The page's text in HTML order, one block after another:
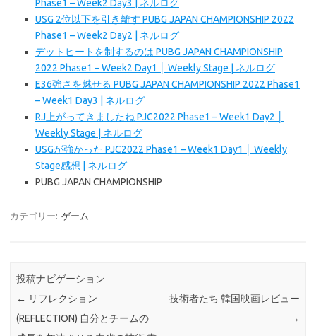
Phase1 – Week2 Day3 | ネルログ
USG 2位以下を引き離す PUBG JAPAN CHAMPIONSHIP 2022
Phase1 – Week2 Day2 | ネルログ
デットヒートを制するのは PUBG JAPAN CHAMPIONSHIP
2022 Phase1 – Week2 Day1 │ Weekly Stage | ネルログ
E36強さを魅せる PUBG JAPAN CHAMPIONSHIP 2022 Phase1
– Week1 Day3 | ネルログ
RJ上がってきましたね PJC2022 Phase1 – Week1 Day2 │
Weekly Stage | ネルログ
USGが強かった PJC2022 Phase1 – Week1 Day1 │ Weekly
Stage感想 | ネルログ
PUBG JAPAN CHAMPIONSHIP
カテゴリー: ゲーム
投稿ナビゲーション
← リフレクション
(REFLECTION) 自分とチームの
技術者たち 韓国映画レビュー
→